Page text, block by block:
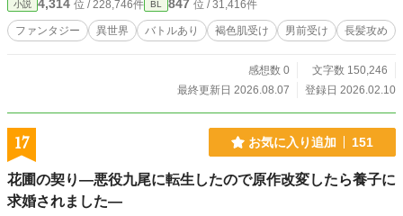
小説 4,314 位 / 228,746件 BL 847 位 / 31,416件
ファンタジー 異世界 バトルあり 褐色肌受け 男前受け 長髪攻め
感想数 0
文字数 150,246
最終更新日 2026.08.07
登録日 2026.02.10
17 お気に入り追加 151
花圃の契り―悪役九尾に転生したので原作改変したら養子に
求婚されました―